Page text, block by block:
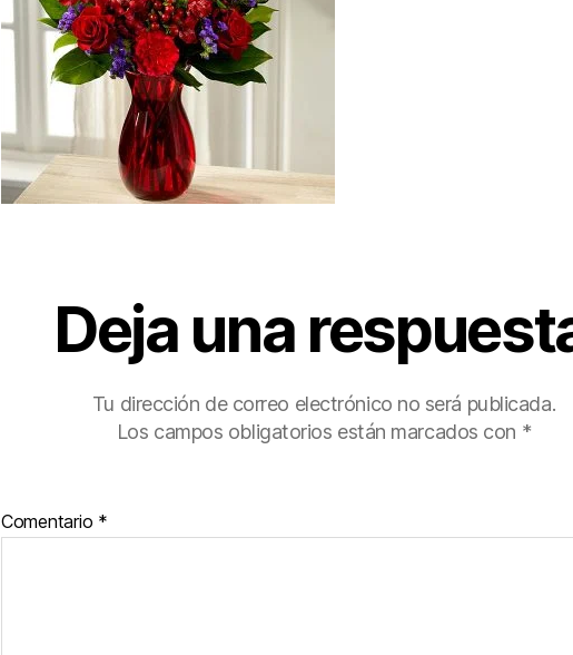
Deja una
Tu dirección de correo electrónico no será publicada.
Los campos obligatorios están marcados con *
Comentario *